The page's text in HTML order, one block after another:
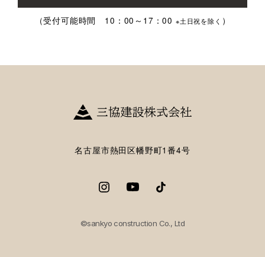
（受付可能時間 10：00～17：00 ※土日祝を除く ）
名古屋市熱田区幡野町1番4号
©sankyo construction Co., Ltd